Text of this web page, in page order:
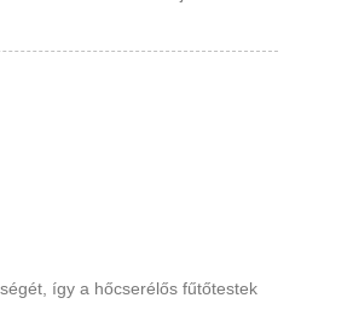
így a hőcserélős fűtőtestek